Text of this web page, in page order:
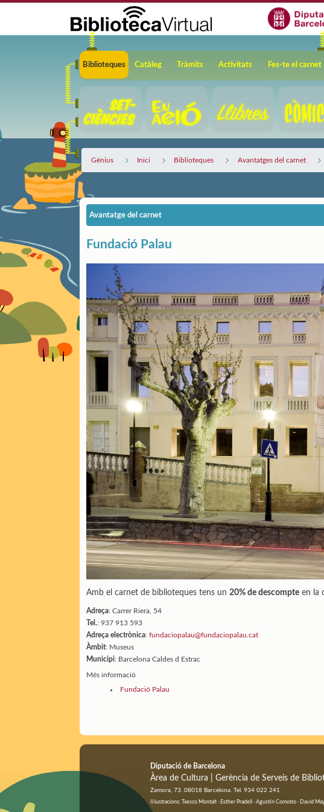
Navegació
Biblioteques Catàleg Tràmits Activitats Fes-te el carnet
Gènius Inici Biblioteques Avantatges del carnet
Avantatge del carnet
Fundació Palau
Amb el carnet de biblioteques tens un 20% de descompte en la
Adreça: Carrer Riera, 54
Tel.: 937 913 593
Adreça electrònica: fundaciopalau@fundaciopalau.cat
Àmbit: Museus
Municipi: Barcelona Caldes d Estrac
Més informació
Fundació Palau
Diputació de Barcelona
Àrea de Cultura | Gerència de Serveis de
Zamora, 73. 08018 Barcelona. Tel. 934 022 241
Il·lustracions: Txesco Montalt · Esther Pradell · Agustín Comotto · David